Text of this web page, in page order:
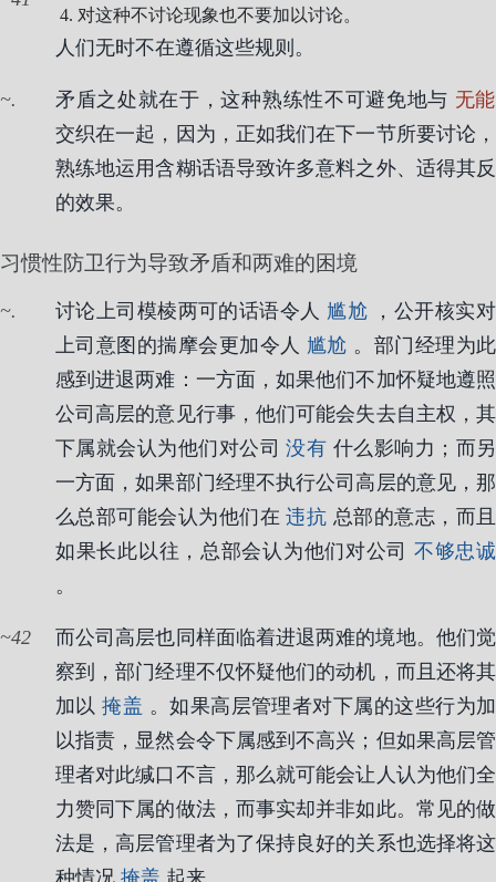
对这种不讨论现象也不要加以讨论。
人们无时不在遵循这些规则。
. 矛盾之处就在于，这种熟练性不可避免地与 无能
交织在一起，因为，正如我们在下一节所要讨论，
熟练地运用含糊话语导致许多意料之外、适得其反
的效果。
习惯性防卫行为导致矛盾和两难的困境
. 讨论上司模棱两可的话语令人 尴尬，公开核实对
上司意图的揣摩会更加令人 尴尬 。部门经理为此
感到进退两难：一方面，如果他们不加怀疑地遵照
公司高层的意见行事，他们可能会失去自主权，其
下属就会认为他们对公司没有 什么影响力；而另
一方面，如果部门经理不执行公司高层的意见，那
么总部可能会认为他们在违抗 总部的意志，而且
如果长此以往，总部会认为他们对公司 不够忠诚
。
42
而公司高层也同样面临着进退两难的境地。他们觉
察到，部门经理不仅怀疑他们的动机，而且还将其
加以掩盖 。如果高层管理者对下属的这些行为加
以指责，显然会令下属感到不高兴；但如果高层管
理者对此缄口不言，那么就可能会让人认为他们全
力赞同下属的做法，而事实却并非如此。常见的做
法是，高层管理者为了保持良好的关系也选择将这
种情况 掩盖 起来。